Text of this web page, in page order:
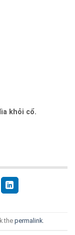
khỏi cổ.
the permalink.